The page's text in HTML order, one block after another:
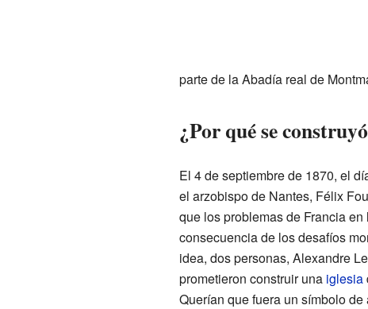
parte de la Abadía real de
¿Por qué se
El 4 de septiembre de 1870, el
el arzobispo de Nantes, Félix
que los problemas de Francia en
consecuencia de los desafíos
idea, dos personas, Alexandre
prometieron construir una iglesia
Querían que fuera un símbolo